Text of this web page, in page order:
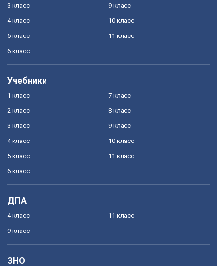
3 класс
4 класс
5 класс
6 класс
9 класс
10 класс
11 класс
Учебники
1 класс
2 класс
3 класс
4 класс
5 класс
6 класс
7 класс
8 класс
9 класс
10 класс
11 класс
ДПА
4 класс
9 класс
11 класс
ЗНО